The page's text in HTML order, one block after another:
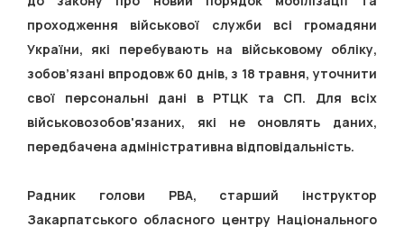
проходження військової служби всі громадяни
України, які перебувають на військовому обліку,
зобов’язані впродовж 60 днів, з 18 травня, уточнити
свої персональні дані в РТЦК та СП. Для всіх
військовозобов'язаних, які не оновлять даних,
передбачена адміністративна відповідальність.
Радник голови РВА, старший інструктор
Закарпатського обласного центру Національного